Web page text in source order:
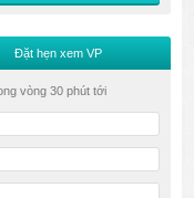
Đặt hẹn xem VP
vòng 30 phút tới